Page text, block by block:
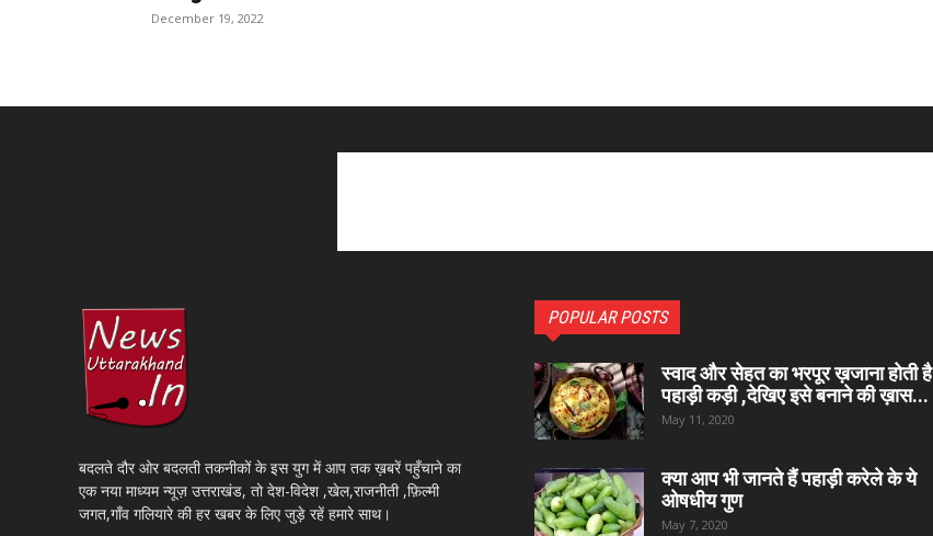
December 19, 2022
बदलते दौर ओर बदलती तकनीकों के इस युग में आप तक ख़बरें पहुँचाने का
एक नया माध्यम न्यूज़ उत्तराखंड, तो देश-विदेश ,खेल,राजनीती ,फ़िल्मी
जगत,गाँव गलियारे की हर खबर के लिए जुड़े रहें हमारे साथ।
POPULAR POSTS
स्वाद और सेहत का भरपूर ख़जाना होती है
पहाड़ी कड़ी ,देखिए इसे बनाने की ख़ास...
May 11, 2020
क्या आप भी जानते हैं पहाड़ी करेले के ये
ओषधीय गुण
May 7, 2020